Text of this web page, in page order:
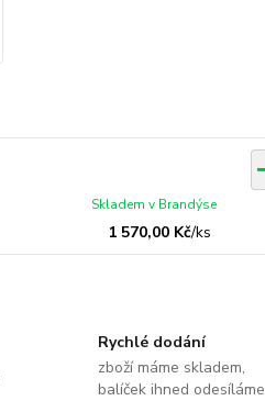
1 570,00 Kč/ks
Skladem v Brandýse
Rychlé dodání
zboží máme skladem,
balíček ihned odesíláme